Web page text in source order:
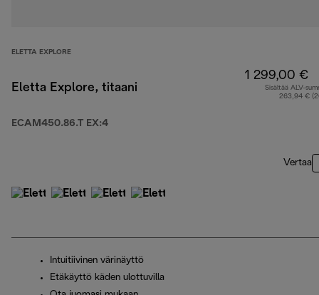
ELETTA EXPLORE
Eletta Explore, titaani
ECAM450.86.T EX:4
1 299,00 €
Sisältää ALV-
263,94 €
Vertaa
Intuitiivinen värinäyttö
Etäkäyttö käden ulottuvilla